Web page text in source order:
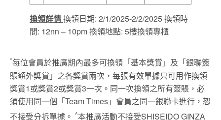
換領詳情換領日期: 2/1/2025-2/2/2025 換領時
間: 12nn – 10pm 換領地點: 5樓換領專櫃
*每位會員於推廣期內最多可換領「基本獎賞」及「銀聯簽
賬額外獎賞」之各獎賞兩次，每張有效單據只可用作換領
獎賞1或獎賞2或獎賞3一次。同一次換領之所有簽賬，必
須使用同一個「Team Times」會員之同一銀聯卡進行，恕
不接受分拆單據。 ^本推廣活動不接受SHISEIDO GINZA